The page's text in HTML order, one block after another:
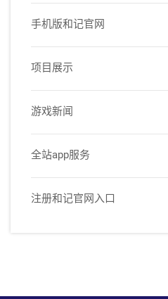
手机版和记官网
项目展示
游戏新闻
全站app服务
注册和记官网入口